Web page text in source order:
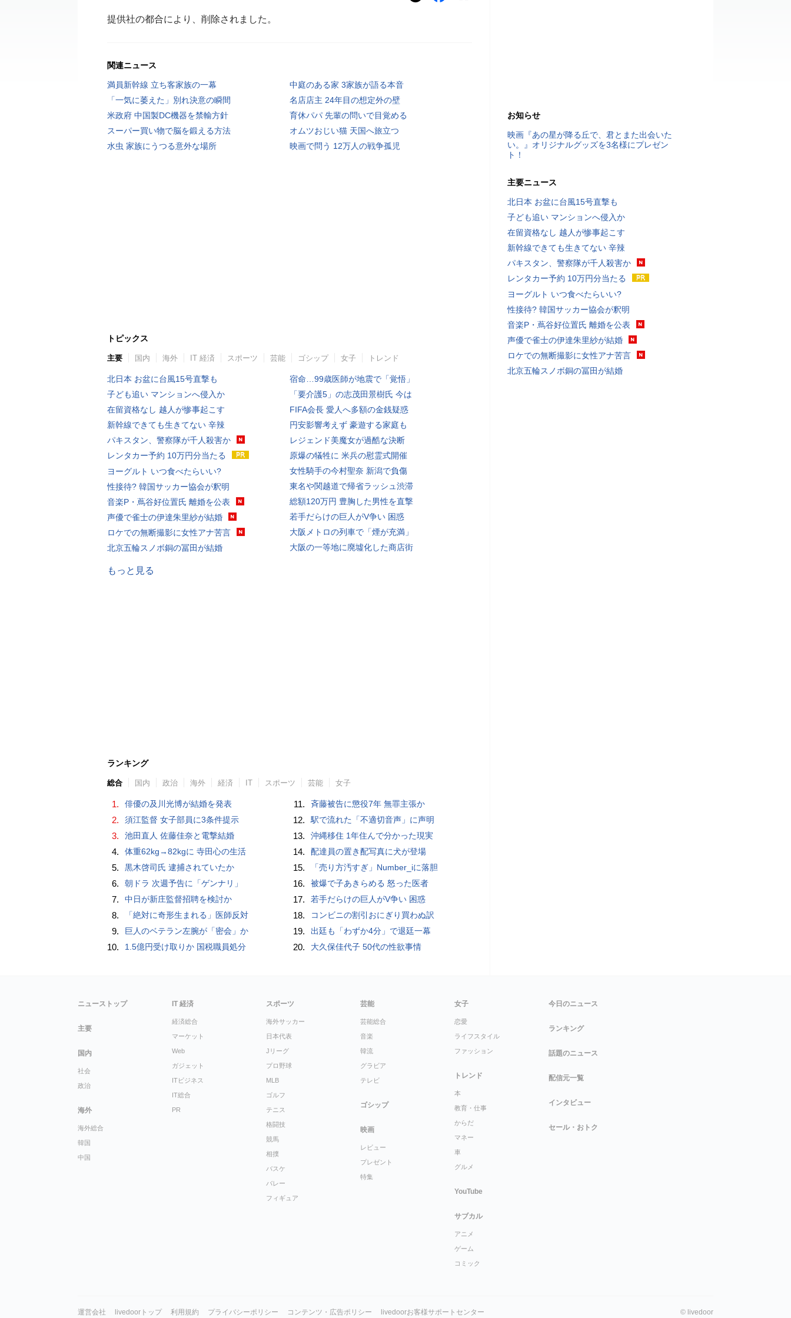
提供社の都合により、削除されました。
関連ニュース
満員新幹線 立ち客家族の一幕
中庭のある家 3家族が語る本音
「一気に萎えた」別れ決意の瞬間
名店店主 24年目の想定外の壁
米政府 中国製DC機器を禁輸方針
育休パパ 先輩の問いで目覚める
スーパー買い物で脳を鍛える方法
オムツおじい猫 天国へ旅立つ
水虫 家族にうつる意外な場所
映画で問う 12万人の戦争孤児
トピックス
主要 国内 海外 IT 経済 スポーツ 芸能 ゴシップ 女子 トレンド
北日本 お盆に台風15号直撃も
子ども追い マンションへ侵入か
在留資格なし 越人が惨事起こす
新幹線できても生きてない 辛辣
パキスタン、警察隊が千人殺害か
レンタカー予約 10万円分当たる
ヨーグルト いつ食べたらいい?
性接待? 韓国サッカー協会が釈明
音楽P・蔦谷好位置氏 離婚を公表
声優で雀士の伊達朱里紗が結婚
ロケでの無断撮影に女性アナ苦言
北京五輪スノボ銅の冨田が結婚
宿命…99歳医師が地震で「覚悟」
「要介護5」の志茂田景樹氏 今は
FIFA会長 愛人へ多額の金銭疑惑
円安影響考えず 豪遊する家庭も
レジェンド美魔女が過酷な決断
原爆の犠牲に 米兵の慰霊式開催
女性騎手の今村聖奈 新潟で負傷
東名や関越道で帰省ラッシュ渋滞
総額120万円 豊胸した男性を直撃
若手だらけの巨人がV争い 困惑
大阪メトロの列車で「煙が充満」
大阪の一等地に廃墟化した商店街
もっと見る
ランキング
総合 国内 政治 海外 経済 IT スポーツ 芸能 女子
1. 俳優の及川光博が結婚を発表
2. 須江監督 女子部員に3条件提示
3. 池田直人 佐藤佳奈と電撃結婚
4. 体重62kg→82kgに 寺田心の生活
5. 黒木啓司氏 逮捕されていたか
6. 朝ドラ 次週予告に「ゲンナリ」
7. 中日が新庄監督招聘を検討か
8. 「絶対に奇形生まれる」医師反対
9. 巨人のベテラン左腕が「密会」か
10. 1.5億円受け取りか 国税職員処分
11. 斉藤被告に懲役7年 無罪主張か
12. 駅で流れた「不適切音声」に声明
13. 沖縄移住 1年住んで分かった現実
14. 配達員の置き配写真に犬が登場
15. 「売り方汚すぎ」Number_iに落胆
16. 被爆で子あきらめる 怒った医者
17. 若手だらけの巨人がV争い 困惑
18. コンビニの割引おにぎり買わぬ訳
19. 出廷も「わずか4分」で退廷一幕
20. 大久保佳代子 50代の性欲事情
お知らせ
映画『あの星が降る丘で、君とまた出会いた
い。』オリジナルグッズを3名様にプレゼン
ト！
主要ニュース
北日本 お盆に台風15号直撃も
子ども追い マンションへ侵入か
在留資格なし 越人が惨事起こす
新幹線できても生きてない 辛辣
パキスタン、警察隊が千人殺害か
レンタカー予約 10万円分当たる
ヨーグルト いつ食べたらいい?
性接待? 韓国サッカー協会が釈明
音楽P・蔦谷好位置氏 離婚を公表
声優で雀士の伊達朱里紗が結婚
ロケでの無断撮影に女性アナ苦言
北京五輪スノボ銅の冨田が結婚
ニューストップ
主要
国内
社会
政治
海外
海外総合
韓国
中国
IT 経済
経済総合
マーケット
Web
ガジェット
ITビジネス
IT総合
PR
スポーツ
海外サッカー
日本代表
Jリーグ
プロ野球
MLB
ゴルフ
テニス
格闘技
競馬
相撲
バスケ
バレー
フィギュア
芸能
芸能総合
音楽
韓流
グラビア
テレビ
ゴシップ
映画
レビュー
プレゼント
特集
女子
恋愛
ライフスタイル
ファッション
トレンド
本
教育・仕事
からだ
マネー
車
グルメ
YouTube
サブカル
アニメ
ゲーム
コミック
今日のニュース
ランキング
話題のニュース
配信元一覧
インタビュー
セール・おトク
運営会社 livedoorトップ 利用規約 プライバシーポリシー コンテンツ・広告ポリシー livedoorお客様サポートセンター © livedoor